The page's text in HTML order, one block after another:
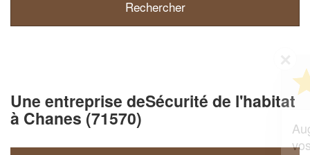
Une entreprise deSécurité de l'habitat
à Chanes (71570)
professionnel ?
Augmentez votre
et
vosmargestout en gagnant de